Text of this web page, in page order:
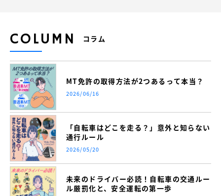
COLUMN コラム
MT免許の取得方法が2つあるって本当？
2026/06/16
「自転車はどこを走る？」意外と知らない
通行ルール
2026/05/20
未来のドライバー必読！自転車の交通ルー
ル厳罰化と、安全運転の第一歩